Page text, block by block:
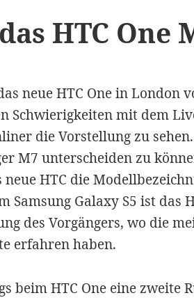
HTC One
neue HTC One in London
Schwierigkeiten mit dem
die Vorstellung zu
M7 unterscheiden zu
neue HTC die
Samsung Galaxy S5 ist das
des Vorgängers, wo die
erfahren haben.
beim HTC One eine zweite